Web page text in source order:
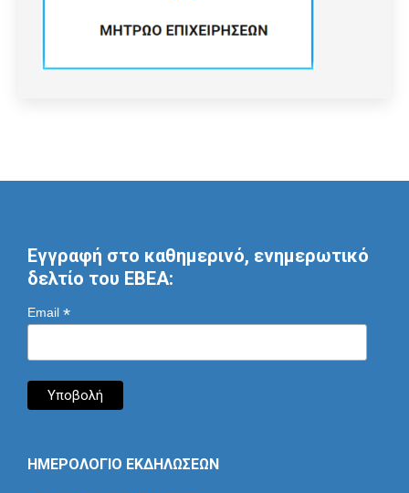
Εγγραφή στο καθημερινό, ενημερωτικό
δελτίο του ΕΒΕΑ:
Email *
ΗΜΕΡΟΛΟΓΙΟ ΕΚΔΗΛΩΣΕΩΝ